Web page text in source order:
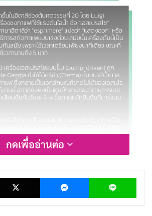
นิดขึ้นในอิตาลีช่วงต้นศตวรรษที่ 20 โดย
นเครื่องชงกาแฟที่ใช้แรงดันไอน้ำ ชื่อ
กดเพื่ออ่านต่อ
X Messenger Line